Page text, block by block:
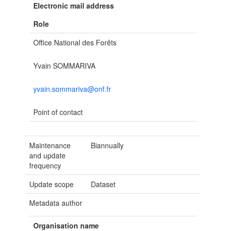
Electronic mail address
Role
Office National des Forêts
Yvain SOMMARIVA
yvain.sommariva@onf.fr
Point of contact
Maintenance
and update
frequency
Biannually
Update scope
Dataset
Metadata author
Organisation name